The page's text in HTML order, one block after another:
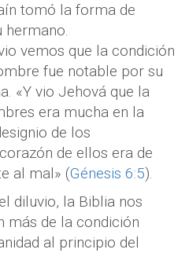
tomó la forma de
hermano.
vemos que la condición
fue notable por su
«Y vio Jehová que la
era mucha en la
de los
de ellos era de
al mal» (Génesis 6:5).
diluvio, la Biblia nos
más de la condición
al principio del